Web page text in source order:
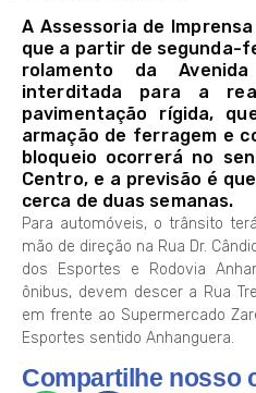
A Assessoria de
que a partir de segunda-
rolamento da
interditada para a
pavimentação rígida,
armação de ferragem e
bloqueio ocorrerá no
Centro, e a previsão é
cerca de duas semanas.
Para automóveis, o trânsito
mão de direção na Rua Dr.
dos Esportes e Rodovia
ônibus, devem descer a Rua
em frente ao Supermercado
Esportes sentido Anhanguera.
Compartilhe nosso